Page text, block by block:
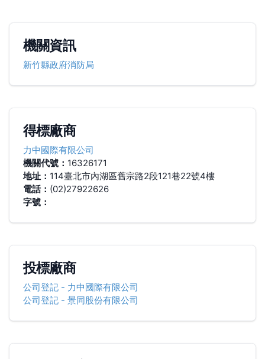
機關資訊
新竹縣政府消防局
得標廠商
力中國際有限公司
機關代號： 16326171
地址： 114臺北市內湖區舊宗路2段121巷22號4樓
電話： (02)27922626
字號：
投標廠商
公司登記- 力中國際有限公司
公司登記- 景同股份有限公司